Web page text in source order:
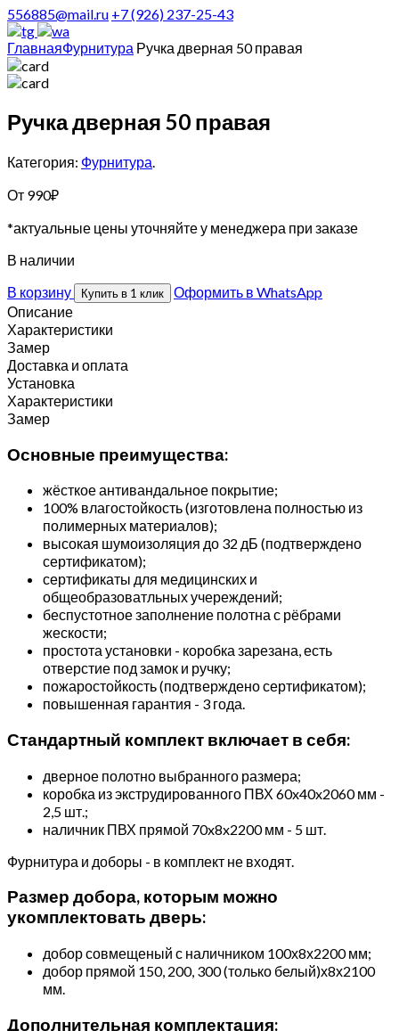
556885@mail.ru +7 (926) 237-25-43
ГлавнаяФурнитура Ручка дверная 50 правая
Ручка дверная 50 правая
Категория: Фурнитура.
От 990₽
*актуальные цены уточняйте у менеджера при заказе
В наличии
В корзину
Купить в 1 клик
Оформить в WhatsApp
Описание
Характеристики
Замер
Доставка и оплата
Установка
Характеристики
Замер
Основные преимущества:
жёсткое антивандальное покрытие;
100% влагостойкость (изготовлена полностью из
полимерных материалов);
высокая шумоизоляция до 32 дБ (подтверждено
сертификатом);
сертификаты для медицинских и
общеобразоватльных учереждений;
беспустотное заполнение полотна с рёбрами
жескости;
простота установки - коробка зарезана, есть
отверстие под замок и ручку;
пожаростойкость (подтверждено сертификатом);
повышенная гарантия - 3 года.
Стандартный комплект включает в себя:
дверное полотно выбранного размера;
коробка из экструдированного ПВХ 60x40x2060 мм -
2,5 шт.;
наличник ПВХ прямой 70x8x2200 мм - 5 шт.
Фурнитура и доборы - в комплект не входят.
Размер добора, которым можно
укомплектовать дверь:
добор совмещеный с наличником 100х8х2200 мм;
добор прямой 150, 200, 300 (только белый)х8х2100
мм.
Дополнительная комплектация: